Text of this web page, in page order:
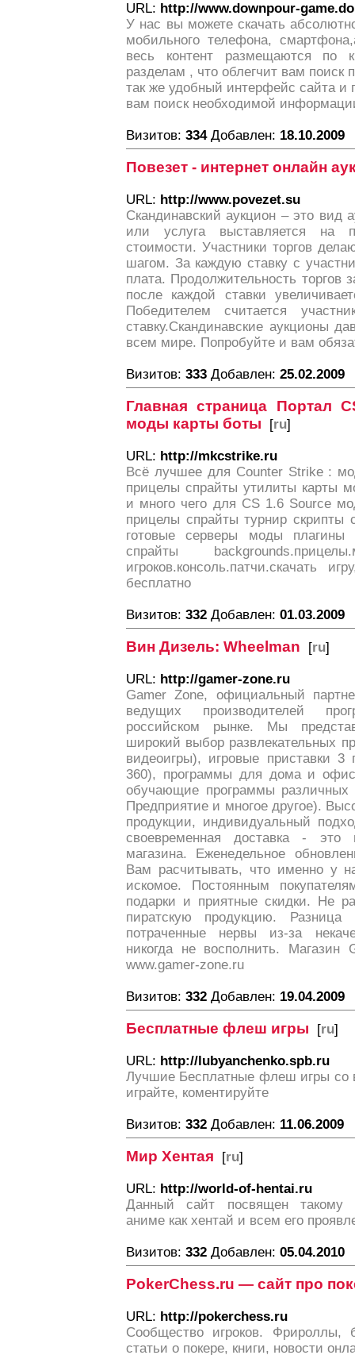
URL: http://www.downpour-
У нас вы можете скачать
мобильного телефона,
весь контент размещаются по
разделам , что облегчит вам поиск
так же удобный интерфейс сайта и
вам поиск необходимой
Визитов: 334Добавлен: 18.10.2009
Повезет - интернет онлайн
URL: http://www.povezet.su
Скандинавский аукцион – это вид
или услуга выставляется на
стоимости. Участники торгов
шагом. За каждую ставку с
плата. Продолжительность торгов
после каждой ставки
Победителем считается
ставку.Скандинавские аукционы
всем мире. Попробуйте и вам
Визитов: 333 Добавлен: 25.02.2009
Главная страница Портал
моды карты боты [ru]
URL: http://mkcstrike.ru
Всё лучшее для Counter Strike :
прицелы спрайты утилиты карты
и много чего для CS 1.6 Source
прицелы спрайты турнир скрипты
готовые серверы моды
спрайты
игроков.консоль.патчи.скачать
бесплатно
Визитов: 332 Добавлен: 01.03.2009
Вин Дизель: Wheelman [ru]
URL: http://gamer-zone.ru
Gamer Zone, официальный
ведущих производителей
российском рынке. Мы
широкий выбор развлекательных
видеоигры), игровые приставки 3
360), программы для дома и
обучающие программы различных
Предприятие и многое другое).
продукции, индивидуальный
своевременная доставка - это
магазина. Еженедельное
Вам расчитывать, что именно у
искомое. Постоянным
подарки и приятные скидки. Не
пиратскую продукцию.
потраченные нервы из-за
никогда не восполнить. Магазин
www.gamer-zone.ru
Визитов: 332 Добавлен: 19.04.2009
Бесплатные флеш игры [ru]
URL: http://lubyanchenko.spb.ru
Лучшие Бесплатные флеш игры со
играйте, коментируйте
Визитов: 332 Добавлен: 11.06.2009
Мир Хентая [ru]
URL: http://world-of-hentai.ru
Данный сайт посвящен такому
аниме как хентай и всем его
Визитов: 332 Добавлен: 05.04.2010
PokerChess.ru — сайт про
URL: http://pokerchess.ru
Сообщество игроков. Фрироллы,
статьи о покере, книги, новости